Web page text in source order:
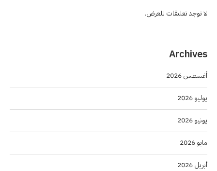
لا توجد تعليقات للعرض.
Archives
أغسطس 2026
يوليو 2026
يونيو 2026
مايو 2026
أبريل 2026